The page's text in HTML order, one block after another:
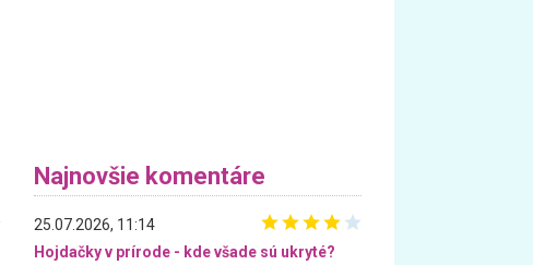
Najnovšie komentáre
25.07.2026, 11:14
Hojdačky v prírode - kde všade sú ukryté?